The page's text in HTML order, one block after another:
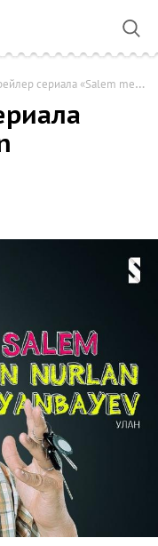
«Salem men Nurlan Koyanbayev»